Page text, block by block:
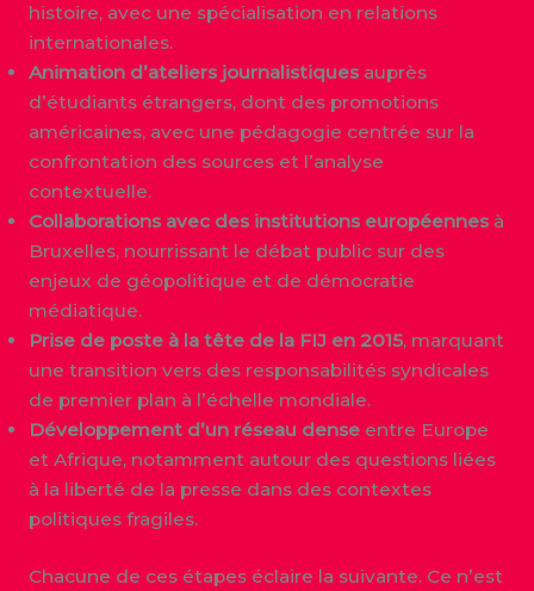
histoire, avec une spécialisation en relations
internationales.
Animation d’ateliers journalistiquesauprès
d’étudiants étrangers, dont des promotions
américaines, avec une pédagogie centrée sur la
confrontation des sources et l’analyse
contextuelle.
Collaborations avec des institutions européennesà
Bruxelles, nourrissant le débat public sur des
enjeux de géopolitique et de démocratie
médiatique.
Prise de poste à la tête de la FIJ en 2015, marquant
une transition vers des responsabilités syndicales
de premier plan à l’échelle mondiale.
Développement d’un réseau denseentre Europe
et Afrique, notamment autour des questions liées
à la liberté de la presse dans des contextes
politiques fragiles.
Chacune de ces étapes éclaire la suivante. Ce n’est